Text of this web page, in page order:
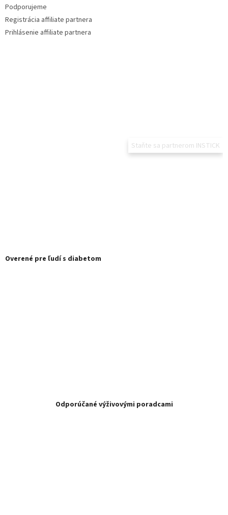
Podporujeme
Registrácia affiliate partnera
Prihlásenie affiliate partnera
Staňte sa partnerom INSTICK
Overené pre ľudí s diabetom
Odporúčané výživovými poradcami